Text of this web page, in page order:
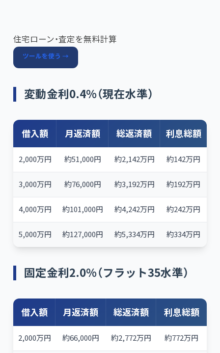
住宅ローン・査定を無料計算
ツールを使う →
変動金利0.4%（現在水準）
借入額 月返済額 総返済額 利息総額
2,000万円 約51,000円 約2,142万円 約142万円
3,000万円 約76,000円 約3,192万円 約192万円
4,000万円 約101,000円 約4,242万円 約242万円
5,000万円 約127,000円 約5,334万円 約334万円
固定金利2.0%（フラット35水準）
借入額 月返済額 総返済額 利息総額
2,000万円 約66,000円 約2,772万円 約772万円